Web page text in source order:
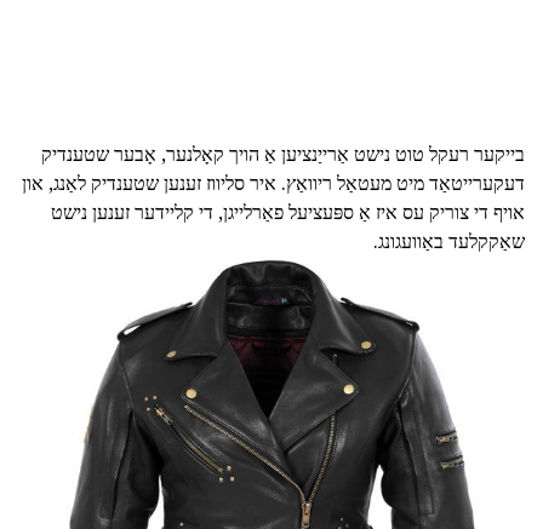
בייקער רעקל טוט נישט אַרייַנציען אַ הויך קאָלנער, אָבער שטענדיק
דעקערייטאַד מיט מעטאַל ריוואַץ. איר סליווז זענען שטענדיק לאַנג, און
אויף די צוריק עס איז אַ ספּעציעל פאַרלייגן, די קליידער זענען נישט
שאַקקלעד באַוועגונג.